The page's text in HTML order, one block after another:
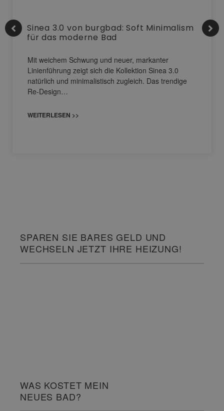
Sinea 3.0 von burgbad: Soft Minimalism
für das moderne Bad
Mit weichem Schwung und neuer, markanter
Linienführung zeigt sich die Kollektion Sinea 3.0
natürlich und minimalistisch zugleich. Das trendige
Re-Design…
WEITERLESEN >>
SPAREN SIE BARES GELD UND
WECHSELN JETZT IHRE HEIZUNG!
WAS KOSTET MEIN
NEUES BAD?